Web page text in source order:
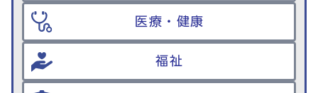
医療・健康
福祉